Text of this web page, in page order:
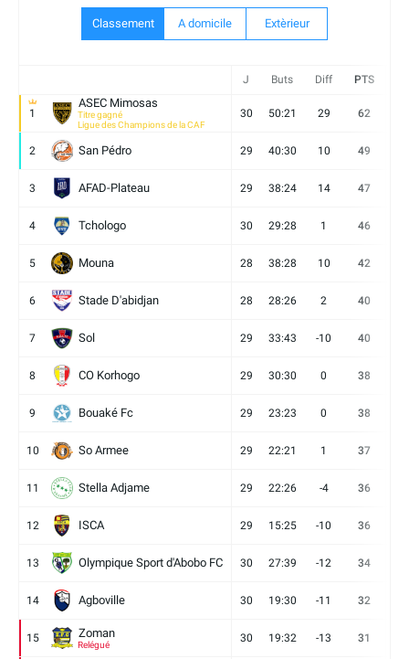
Classement A domicile Extèrieur
J Buts Diff PTS
1
ASEC Mimosas
Titre gagné
Ligue des Champions de la CAF
30 50:21 29 62
2 San Pédro 29 40:30 10 49
3 AFAD-Plateau 29 38:24 14 47
4 Tchologo 30 29:28 1 46
5 Mouna 28 38:28 10 42
6 Stade D'abidjan 28 28:26 2 40
7 Sol 29 33:43 -10 40
8 CO Korhogo 29 30:30 0 38
9 Bouaké Fc 29 23:23 0 38
10 So Armee 29 22:21 1 37
11 Stella Adjame 29 22:26 -4 36
12 ISCA 29 15:25 -10 36
13 Olympique Sport d'Abobo FC 30 27:39 -12 34
14 Agboville 30 19:30 -11 32
15 Zoman
Relégué
30 19:32 -13 31